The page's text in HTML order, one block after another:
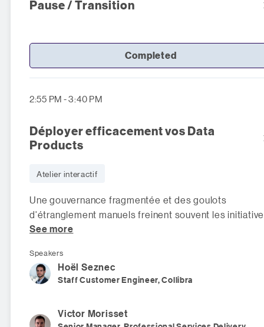
Pause / Transition
Completed
2:55 PM - 3:40 PM
Déployer efficacement vos Data
Products
Atelier interactif
Une gouvernance fragmentée et des goulots
d'étranglement manuels freinent souvent les
liées aux données. Pour g
See more
Speakers
Hoël Seznec
Staff Customer Engineer, Collibra
Victor Morisset